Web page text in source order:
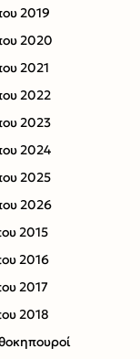
2019
2020
2021
2022
2023
2024
2025
2026
2015
2016
2017
2018